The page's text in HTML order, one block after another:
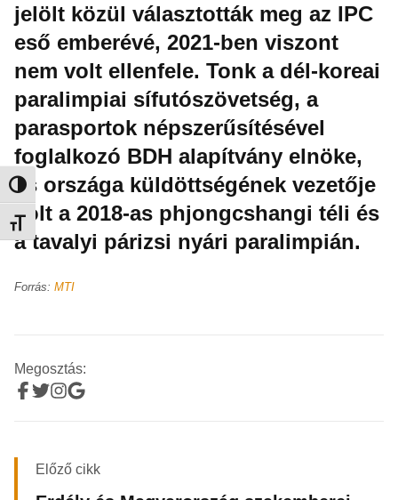
Nagy kontraszt váltása
Betűméret váltása
jelölt közül választották meg az IPC
eső emberévé, 2021-ben viszont
nem volt ellenfele. Tonk a dél-koreai
paralimpiai sífutószövetség, a
parasportok népszerűsítésével
foglalkozó BDH alapítvány elnöke,
és országa küldöttségének vezetője
volt a 2018-as phjongcshangi téli és
a tavalyi párizsi nyári paralimpián.
Forrás: MTI
Megosztás:
Előző cikk